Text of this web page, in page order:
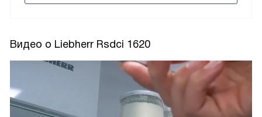
Видео о Liebherr Rsdci 1620